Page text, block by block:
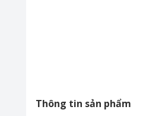
Thông tin sản phẩm